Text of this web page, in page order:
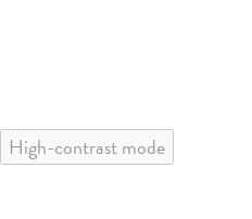
High-contrast mode